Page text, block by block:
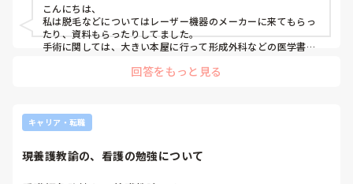
こんにちは、
私は脱毛などについてはレーザー機器のメーカーに来てもらっ
たり、資料もらったりしてました。
手術に関しては、大きい本屋に行って形成外科などの医学書
回答をもっと見る
キャリア・転職
現養護教諭の、看護の勉強について